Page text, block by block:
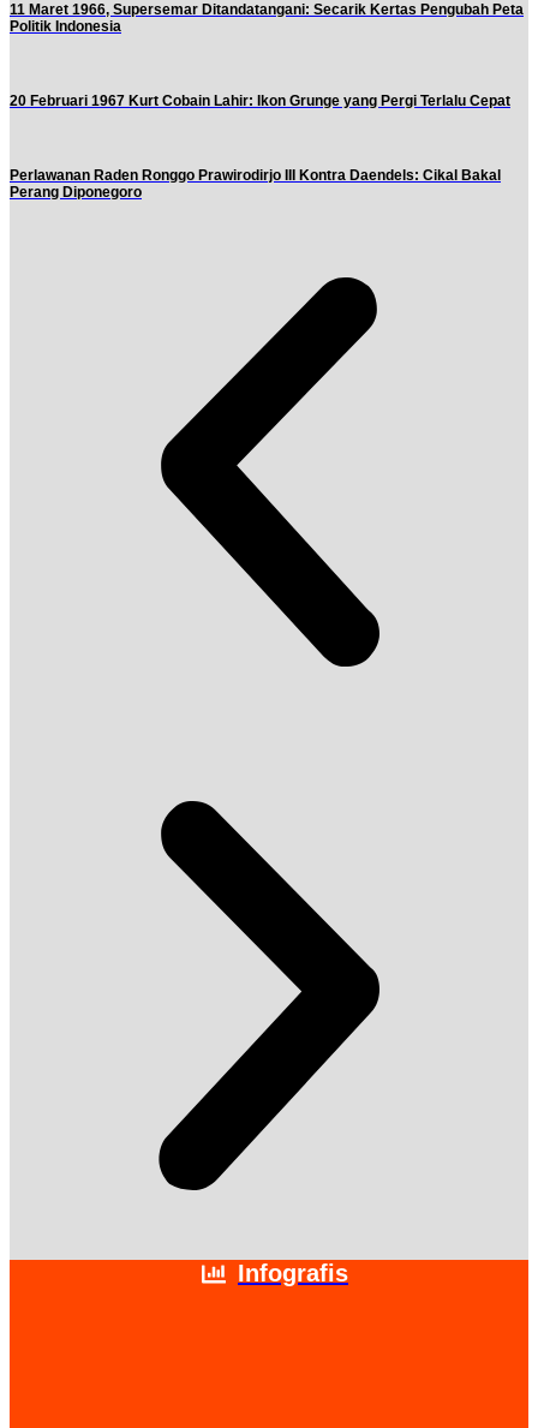
11 Maret 1966, Supersemar Ditandatangani: Secarik Kertas Pengubah Peta
Politik Indonesia
20 Februari 1967 Kurt Cobain Lahir: Ikon Grunge yang Pergi Terlalu Cepat
Perlawanan Raden Ronggo Prawirodirjo III Kontra Daendels: Cikal Bakal
Perang Diponegoro
Infografis